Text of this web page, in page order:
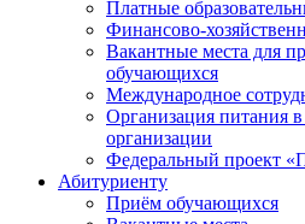
Платные
Финансово-
Вакантные места для
обучающихся
Международное
Организация питания в
организации
Федеральный проект
Абитуриенту
Приём обучающихся